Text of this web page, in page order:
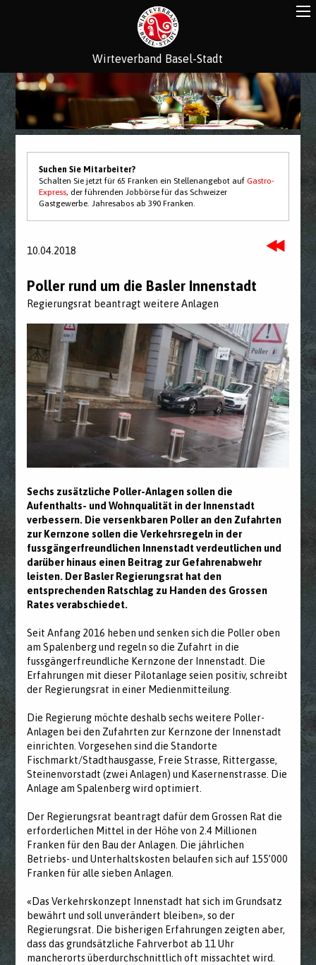
Wirteverband Basel-Stadt
Suchen Sie Mitarbeiter?
Schalten Sie jetzt für 65 Franken ein Stellenangebot aufGastro-
Express, der führenden Jobbörse für das Schweizer
Gastgewerbe. Jahresabos ab 390 Franken.
10.04.2018
Poller rund um die Basler Innenstadt
Regierungsrat beantragt weitere Anlagen
Sechs zusätzliche Poller-Anlagen sollen die
Aufenthalts- und Wohnqualität in der Innenstadt
verbessern. Die versenkbaren Poller an den Zufahrten
zur Kernzone sollen die Verkehrsregeln in der
fussgängerfreundlichen Innenstadt verdeutlichen und
darüber hinaus einen Beitrag zur Gefahrenabwehr
leisten. Der Basler Regierungsrat hat den
entsprechenden Ratschlag zu Handen des Grossen
Rates verabschiedet.
Seit Anfang 2016 heben und senken sich die Poller oben
am Spalenberg und regeln so die Zufahrt in die
fussgängerfreundliche Kernzone der Innenstadt. Die
Erfahrungen mit dieser Pilotanlage seien positiv, schreibt
der Regierungsrat in einer Medienmitteilung.
Die Regierung möchte deshalb sechs weitere Poller-
Anlagen bei den Zufahrten zur Kernzone der Innenstadt
einrichten. Vorgesehen sind die Standorte
Fischmarkt/Stadthausgasse, Freie Strasse, Rittergasse,
Steinenvorstadt (zwei Anlagen) und Kasernenstrasse. Die
Anlage am Spalenberg wird optimiert.
Der Regierungsrat beantragt dafür dem Grossen Rat die
erforderlichen Mittel in der Höhe von 2.4 Millionen
Franken für den Bau der Anlagen. Die jährlichen
Betriebs- und Unterhaltskosten belaufen sich auf 155’000
Franken für alle sieben Anlagen.
«Das Verkehrskonzept Innenstadt hat sich im Grundsatz
bewährt und soll unverändert bleiben», so der
Regierungsrat. Die bisherigen Erfahrungen zeigten aber,
dass das grundsätzliche Fahrverbot ab 11 Uhr
mancherorts überdurchschnittlich oft missachtet wird.